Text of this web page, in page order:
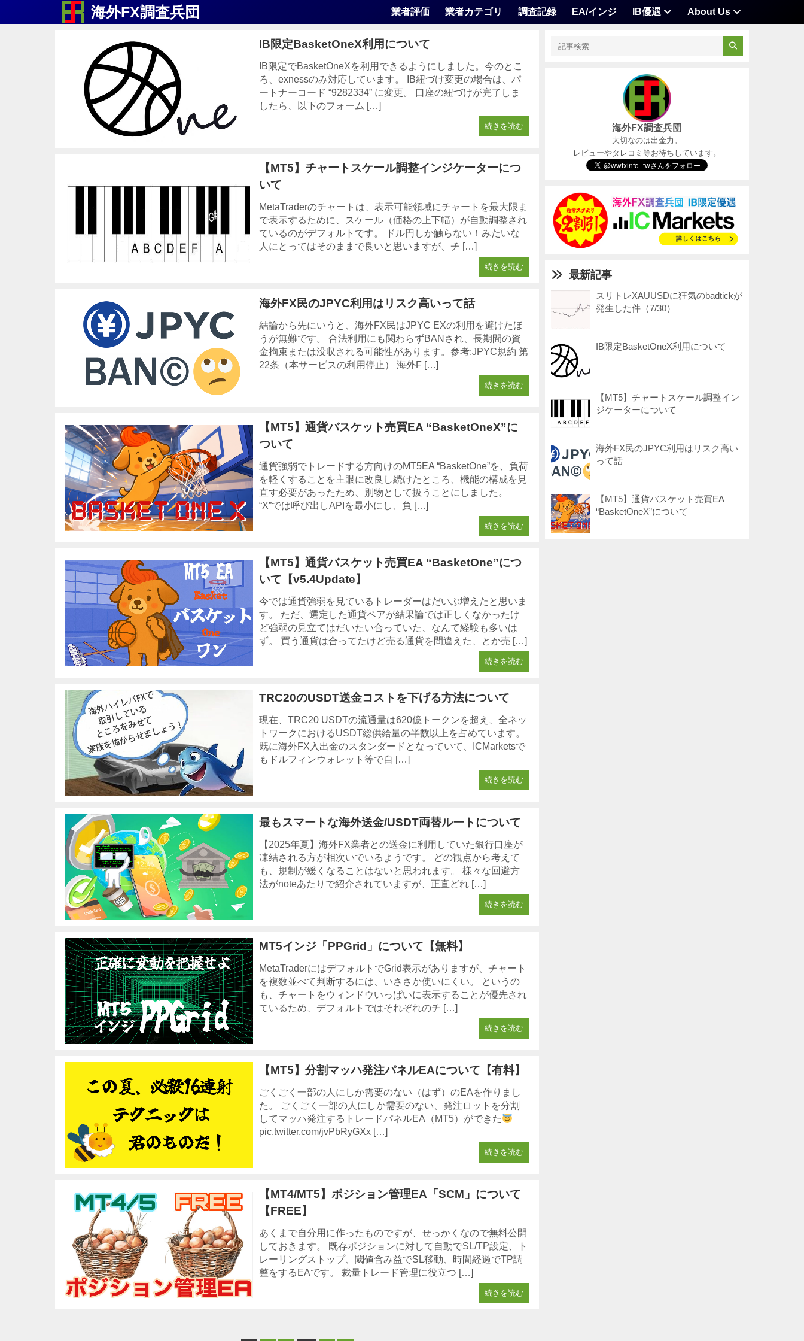
海外FX調査兵団 業者評価 業者カテゴリ 調査記録 EA/インジ IB優遇 About Us
IB限定BasketOneX利用について
IB限定でBasketOneXを利用できるようにしました。今のとこ
ろ、exnessのみ対応しています。 IB紐づけ変更の場合は、パ
ートナーコード “9282334” に変更。 口座の紐づけが完了しま
したら、以下のフォーム […]
続きを読む
【MT5】チャートスケール調整インジケーターにつ
いて
MetaTraderのチャートは、表示可能領域にチャートを最大限ま
で表示するために、スケール（価格の上下幅）が自動調整され
ているのがデフォルトです。 ドル円しか触らない！みたいな
人にとってはそのままで良いと思いますが、チ […]
続きを読む
海外FX民のJPYC利用はリスク高いって話
結論から先にいうと、海外FX民はJPYC EXの利用を避けたほ
うが無難です。 合法利用にも関わらずBANされ、長期間の資
金拘束または没収される可能性があります。参考:JPYC規約 第
22条（本サービスの利用停止） 海外F […]
続きを読む
【MT5】通貨バスケット売買EA “BasketOneX”に
ついて
通貨強弱でトレードする方向けのMT5EA “BasketOne”を、負荷
を軽くすることを主眼に改良し続けたところ、機能の構成を見
直す必要があったため、別物として扱うことにしました。
“X”では呼び出しAPIを最小にし、負 […]
続きを読む
【MT5】通貨バスケット売買EA “BasketOne”につ
いて【v5.4Update】
今では通貨強弱を見ているトレーダーはだいぶ増えたと思いま
す。 ただ、選定した通貨ペアが結果論では正しくなかったけ
ど強弱の見立てはだいたい合っていた、なんて経験も多いは
ず。 買う通貨は合ってたけど売る通貨を間違えた、とか売 […]
続きを読む
TRC20のUSDT送金コストを下げる方法について
現在、TRC20 USDTの流通量は620億トークンを超え、全ネッ
トワークにおけるUSDT総供給量の半数以上を占めています。
既に海外FX入出金のスタンダードとなっていて、ICMarketsで
もドルフィンウォレット等で自 […]
続きを読む
最もスマートな海外送金/USDT両替ルートについて
【2025年夏】海外FX業者との送金に利用していた銀行口座が
凍結される方が相次いでいるようです。 どの観点から考えて
も、規制が緩くなることはないと思われます。 様々な回避方
法がnoteあたりで紹介されていますが、正直どれ […]
続きを読む
MT5インジ「PPGrid」について【無料】
MetaTraderにはデフォルトでGrid表示がありますが、チャート
を複数並べて判断するには、いささか使いにくい。 というの
も、チャートをウィンドウいっぱいに表示することが優先され
ているため、デフォルトではそれぞれのチ […]
続きを読む
【MT5】分割マッハ発注パネルEAについて【有料】
ごくごく一部の人にしか需要のない（はず）のEAを作りまし
た。 ごくごく一部の人にしか需要のない、発注ロットを分割
してマッハ発注するトレードパネルEA（MT5）ができた
pic.twitter.com/jvPbRyGXx […]
続きを読む
【MT4/MT5】ポジション管理EA「SCM」について
【FREE】
あくまで自分用に作ったものですが、せっかくなので無料公開
しておきます。 既存ポジションに対して自動でSL/TP設定、ト
レーリングストップ、閾値含み益でSL移動、時間経過でTP調
整をするEAです。 裁量トレード管理に役立つ […]
続きを読む
海外FX調査兵団
大切なのは出金力。
レビューやタレコミ等お待ちしています。
最新記事
スリトレXAUUSDに狂気のbadtickが
発生した件（7/30）
IB限定BasketOneX利用について
【MT5】チャートスケール調整イン
ジケーターについて
海外FX民のJPYC利用はリスク高い
って話
【MT5】通貨バスケット売買EA
“BasketOneX”について